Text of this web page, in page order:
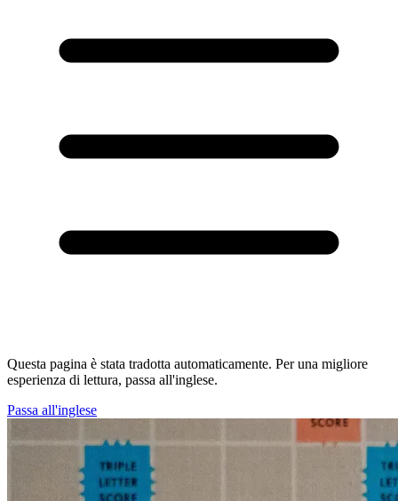
Questa pagina è stata tradotta automaticamente. Per una migliore
esperienza di lettura, passa all'inglese.
Passa all'inglese